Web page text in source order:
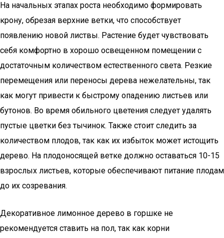
На начальных этапах роста необходимо формировать
крону, обрезая верхние ветки, что способствует
появлению новой листвы. Растение будет чувствовать
себя комфортно в хорошо освещенном помещении с
достаточным количеством естественного света. Резкие
перемещения или переносы дерева нежелательны, так
как могут привести к быстрому опадению листьев или
бутонов. Во время обильного цветения следует удалять
пустые цветки без тычинок. Также стоит следить за
количеством плодов, так как их избыток может истощить
дерево. На плодоносящей ветке должно оставаться 10-15
взрослых листьев, которые обеспечивают питание плодам
до их созревания.
Декоративное лимонное дерево в горшке не
рекомендуется ставить на пол, так как корни